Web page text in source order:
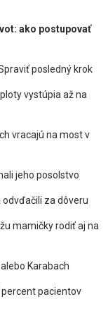
ako postupovať
posledný krok
vystúpia až na
vracajú na most v
jeho posolstvo
odvďačili za dôveru
mamičky rodiť aj na
Karabach
pacientov